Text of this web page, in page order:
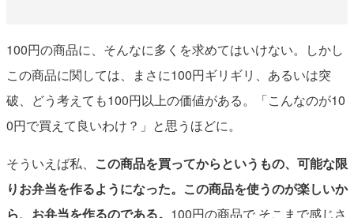
100円の商品に、そんなに多くを求めてはいけない。しかし
この商品に関しては、まさに100円ギリギリ、あるいは突
破、どう考えても100円以上の価値がある。「こんなのが10
0円で買えて良いわけ？」と思うほどに。
そういえば私、 この商品を買ってからというもの、可能な限
りお弁当を作るようになった。この商品を使うのが楽しいか
ら、お弁当を作るのである。 100円の商品で そこまで感じさ